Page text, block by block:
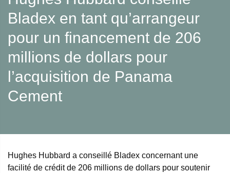
Bladex en tant qu’arrangeur
pour un financement de 206
millions de dollars pour
l’acquisition de Panama
Cement
Hughes Hubbard a conseillé Bladex concernant une
facilité de crédit de 206 millions de dollars pour soutenir